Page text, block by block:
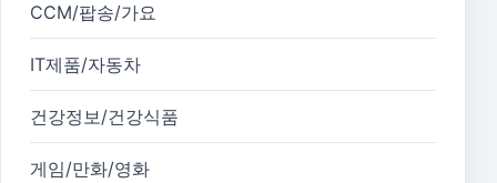
CCM/팝송/가요
IT제품/자동차
건강정보/건강식품
게임/만화/영화